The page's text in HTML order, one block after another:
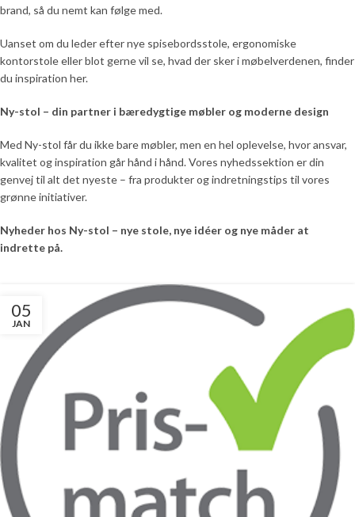
brand, så du nemt kan følge med.
Uanset om du leder efter nye spisebordsstole, ergonomiske
kontorstole eller blot gerne vil se, hvad der sker i møbelverdenen, finder
du inspiration her.
Ny-stol – din partner i bæredygtige møbler og moderne design
Med Ny-stol får du ikke bare møbler, men en hel oplevelse, hvor ansvar,
kvalitet og inspiration går hånd i hånd. Vores nyhedssektion er din
genvej til alt det nyeste – fra produkter og indretningstips til vores
grønne initiativer.
Nyheder hos Ny-stol – nye stole, nye idéer og nye måder at
indrette på.
05
JAN